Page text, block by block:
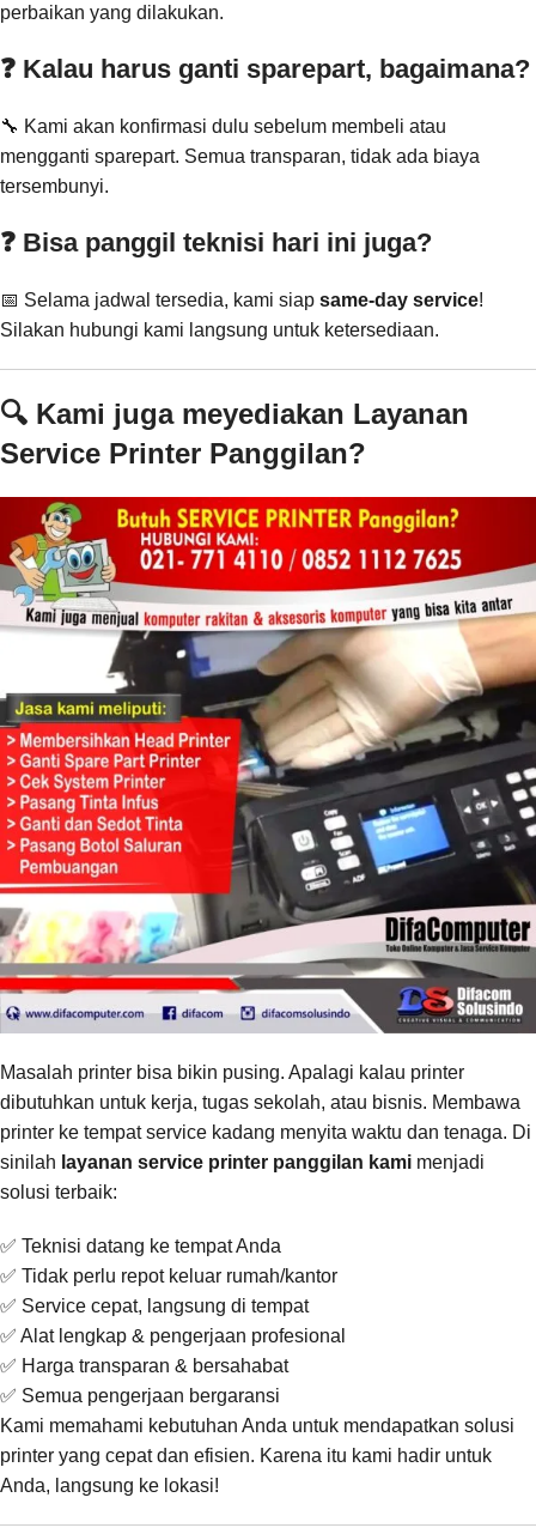
perbaikan yang dilakukan.
❓ Kalau harus ganti sparepart, bagaimana?
🔧 Kami akan konfirmasi dulu sebelum membeli atau
mengganti sparepart. Semua transparan, tidak ada biaya
tersembunyi.
❓ Bisa panggil teknisi hari ini juga?
📅 Selama jadwal tersedia, kami siap same-day service!
Silakan hubungi kami langsung untuk ketersediaan.
🔍 Kami juga meyediakan Layanan
Service Printer Panggilan?
Masalah printer bisa bikin pusing. Apalagi kalau printer
dibutuhkan untuk kerja, tugas sekolah, atau bisnis. Membawa
printer ke tempat service kadang menyita waktu dan tenaga. Di
sinilah layanan service printer panggilan kami menjadi
solusi terbaik:
✅ Teknisi datang ke tempat Anda
✅ Tidak perlu repot keluar rumah/kantor
✅ Service cepat, langsung di tempat
✅ Alat lengkap & pengerjaan profesional
✅ Harga transparan & bersahabat
✅ Semua pengerjaan bergaransi
Kami memahami kebutuhan Anda untuk mendapatkan solusi
printer yang cepat dan efisien. Karena itu kami hadir untuk
Anda, langsung ke lokasi!